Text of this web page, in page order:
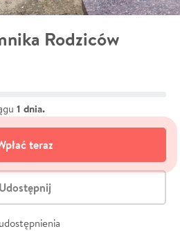
Rodziców
1 dnia.
teraz
Udostępnij
udostępnienia